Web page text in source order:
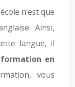
n’est que
Ainsi,
langue, il
formation en
vous